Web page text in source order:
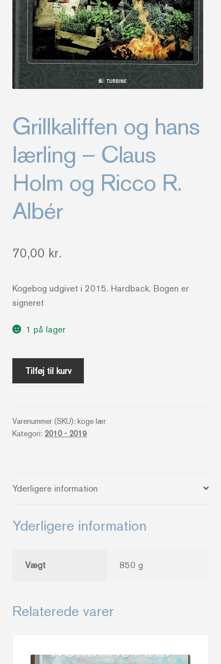
Grillkaliffen og hans
lærling – Claus
Holm og Ricco R.
Albér
70,00 kr.
Kogebog udgivet i 2015. Hardback. Bogen er
signeret
1 på lager
Grillkaliffen
-
Claus
R.
antal
Tilføj til kurv
Varenummer (SKU):koge lær
Kategori: 2010 - 2019
Yderligere information
Yderligere information
Vægt 850 g
Relaterede varer